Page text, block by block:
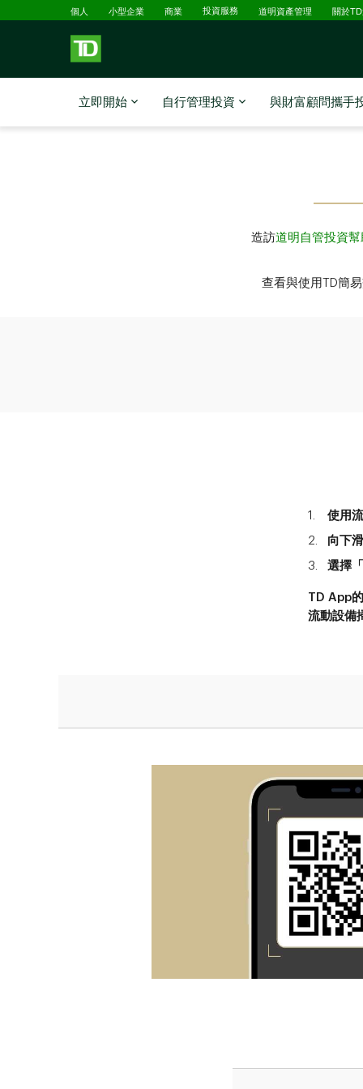
略過進入主要內容
個人 小型企業 商業 投資服務 已選擇道明資產管理 關於
立即開始 自行管理投資 與財富顧問攜手
造訪道明自管投資
查看與使用TD簡
使用
向下
選擇
TD App
流動設備